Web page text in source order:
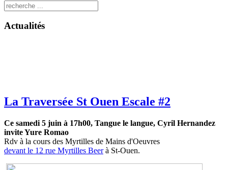
Actualités
La Traversée St Ouen Escale #2
Ce samedi 5 juin à 17h00, Tangue le langue, Cyril Hernandez
invite Yure Romao
Rdv à la cours des Myrtilles de Mains d'Oeuvres
devant le 12 rue Myrtilles Beerà St-Ouen.